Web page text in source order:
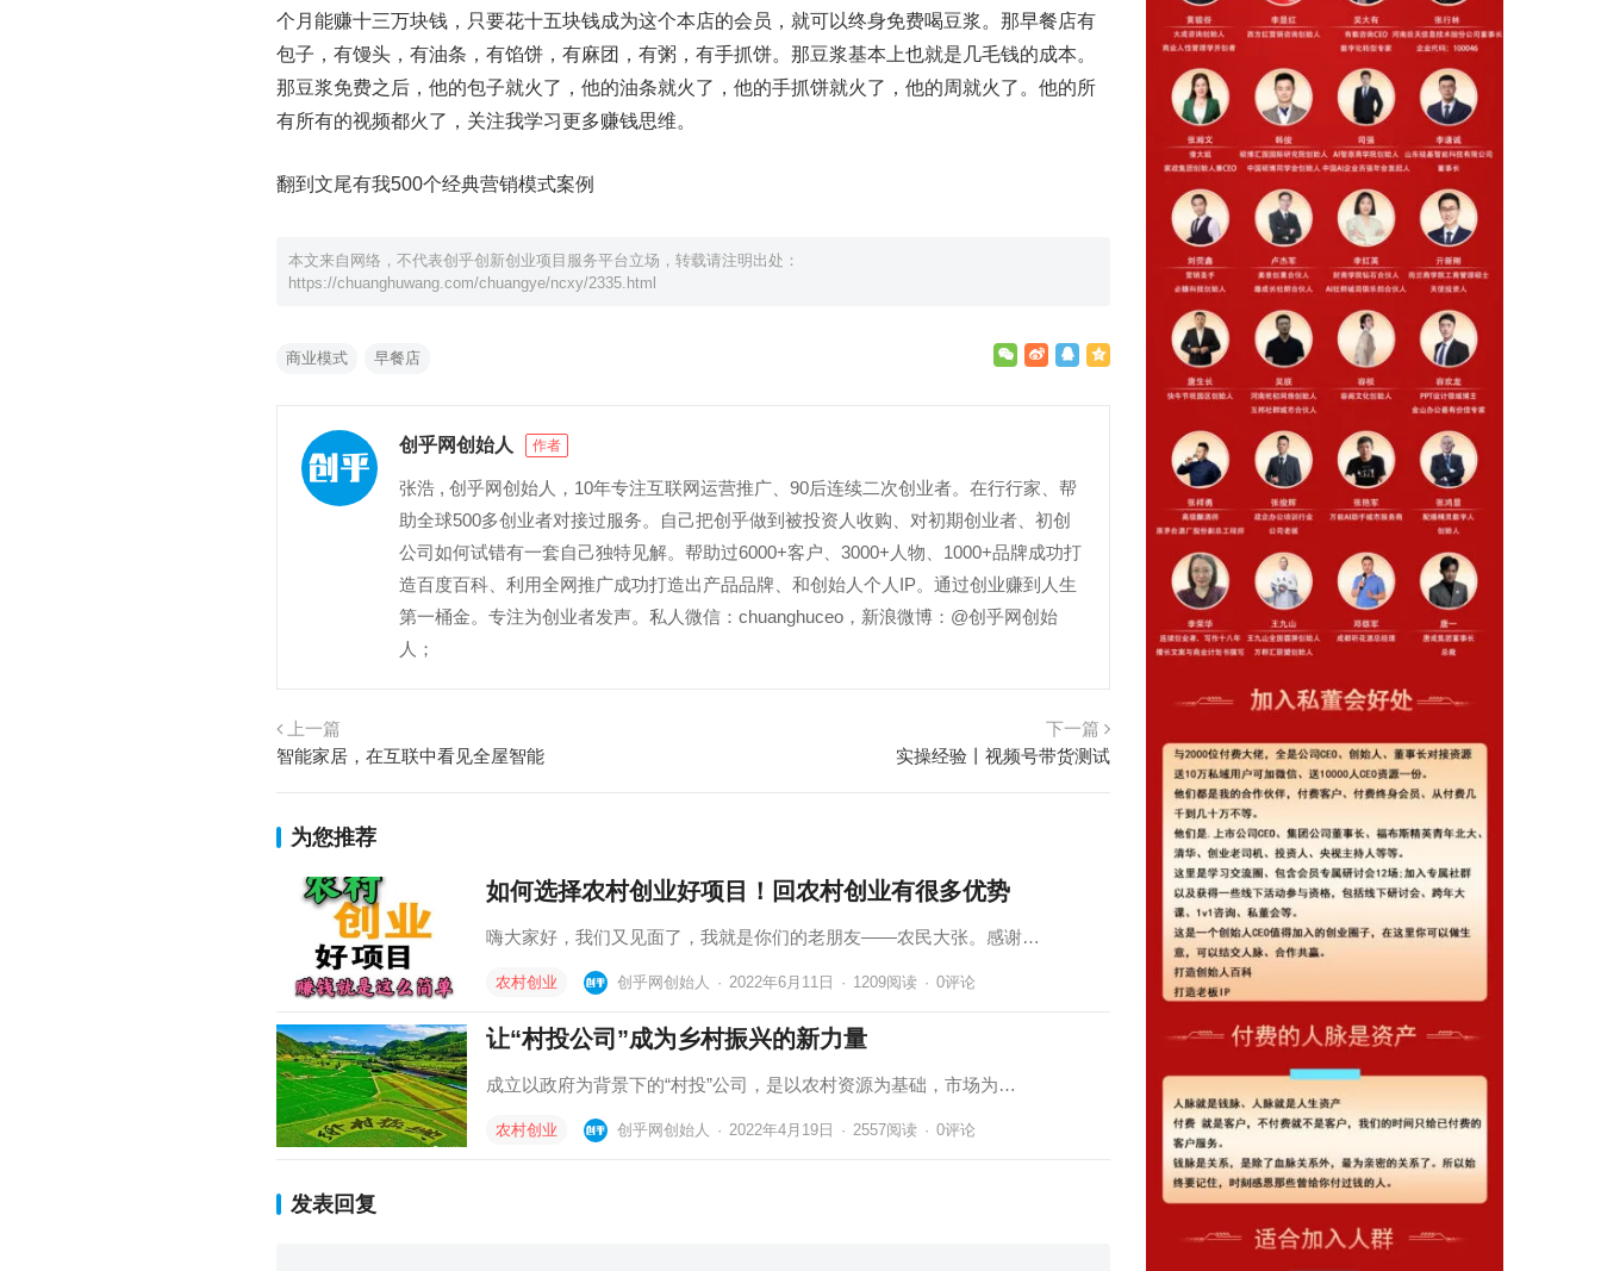
个月能赚十三万块钱，只要花十五块钱成为这个本店的会员，就可以终身免费喝豆浆。那早餐店有
包子，有馒头，有油条，有馅饼，有麻团，有粥，有手抓饼。那豆浆基本上也就是几毛钱的成本。
那豆浆免费之后，他的包子就火了，他的油条就火了，他的手抓饼就火了，他的周就火了。他的所
有所有的视频都火了，关注我学习更多赚钱思维。
翻到文尾有我500个经典营销模式案例
本文来自网络，不代表创乎创新创业项目服务平台立场，转载请注明出处：
https://chuanghuwang.com/chuangye/ncxy/2335.html
商业模式 早餐店
创乎网创始人 作者
张浩 , 创乎网创始人，10年专注互联网运营推广、90后连续二次创业者。在行行家、帮
助全球500多创业者对接过服务。自己把创乎做到被投资人收购、对初期创业者、初创
公司如何试错有一套自己独特见解。帮助过6000+客户、3000+人物、1000+品牌成功打
造百度百科、利用全网推广成功打造出产品品牌、和创始人个人IP。通过创业赚到人生
第一桶金。专注为创业者发声。私人微信：chuanghuceo，新浪微博：@创乎网创始
人；
上一篇
智能家居，在互联中看见全屋智能
下一篇
实操经验丨视频号带货测试
为您推荐
如何选择农村创业好项目！回农村创业有很多优势
嗨大家好，我们又见面了，我就是你们的老朋友——农民大张。感谢…
农村创业 创乎网创始人 · 2022年6月11日 · 1209阅读 · 0评论
让“村投公司”成为乡村振兴的新力量
成立以政府为背景下的“村投”公司，是以农村资源为基础，市场为…
农村创业 创乎网创始人 · 2022年4月19日 · 2557阅读 · 0评论
发表回复